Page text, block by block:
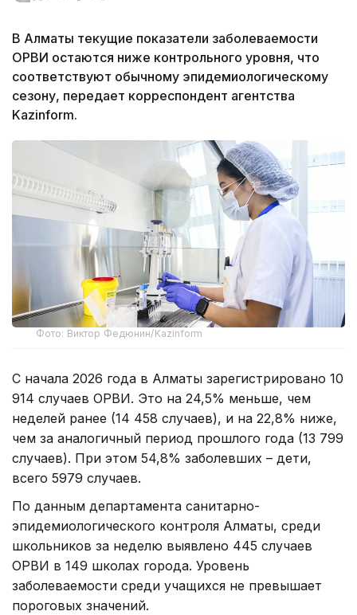
В Алматы текущие показатели заболеваемости
ОРВИ остаются ниже контрольного уровня, что
соответствуют обычному эпидемиологическому
сезону, передает корреспондент агентства
Kazinform.
Фото: Виктор Федюнин/Kazinform
С начала 2026 года в Алматы зарегистрировано 10
914 случаев ОРВИ. Это на 24,5% меньше, чем
неделей ранее (14 458 случаев), и на 22,8% ниже,
чем за аналогичный период прошлого года (13 799
случаев). При этом 54,8% заболевших – дети,
всего 5979 случаев.
По данным департамента санитарно-
эпидемиологического контроля Алматы, среди
школьников за неделю выявлено 445 случаев
ОРВИ в 149 школах города. Уровень
заболеваемости среди учащихся не превышает
пороговых значений.